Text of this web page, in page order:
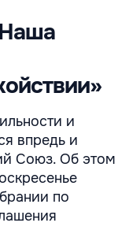
и
впредь и
Союз. Об этом
по